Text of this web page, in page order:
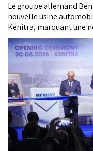
Le groupe allemand
nouvelle usine
Kénitra, marquant une
développement de ses
Royaume.